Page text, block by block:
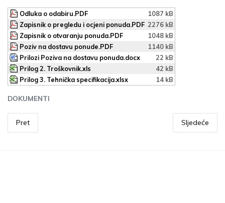
DOKUMENTI
Odluka o odabiru.PDF
1087 kB
Zapisnik o pregledu i ocjeni ponuda.PDF 2276 kB
Zapisnik o otvaranju ponuda.PDF
1048 kB
Poziv na dostavu ponude.PDF
1140 kB
Prilozi Poziva na dostavu ponuda.docx
22 kB
Prilog 2. Troškovnik.xls
42 kB
Prilog 3. Tehnička specifikacija.xlsx
14 kB
Pret Sljedeće